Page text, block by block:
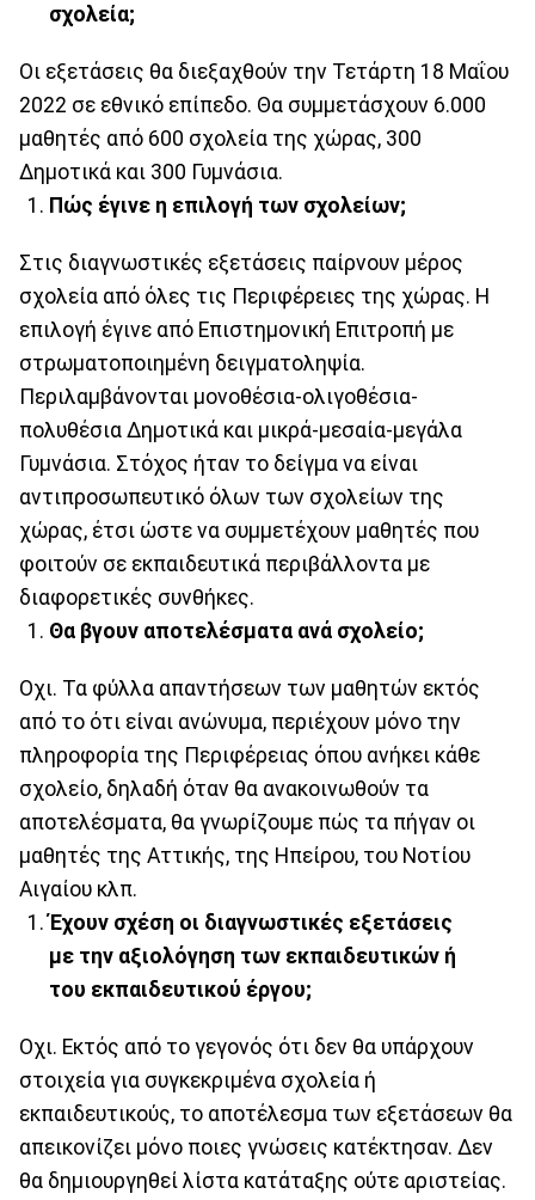
σχολεία;
Οι εξετάσεις θα διεξαχθούν την Τετάρτη 18 Μαΐου
2022 σε εθνικό επίπεδο. Θα συμμετάσχουν 6.000
μαθητές από 600 σχολεία της χώρας, 300
Δημοτικά και 300 Γυμνάσια.
Πώς έγινε η επιλογή των σχολείων;
Στις διαγνωστικές εξετάσεις παίρνουν μέρος
σχολεία από όλες τις Περιφέρειες της χώρας. Η
επιλογή έγινε από Επιστημονική Επιτροπή με
στρωματοποιημένη δειγματοληψία.
Περιλαμβάνονται μονοθέσια-ολιγοθέσια-
πολυθέσια Δημοτικά και μικρά-μεσαία-μεγάλα
Γυμνάσια. Στόχος ήταν το δείγμα να είναι
αντιπροσωπευτικό όλων των σχολείων της
χώρας, έτσι ώστε να συμμετέχουν μαθητές που
φοιτούν σε εκπαιδευτικά περιβάλλοντα με
διαφορετικές συνθήκες.
Θα βγουν αποτελέσματα ανά σχολείο;
Οχι. Τα φύλλα απαντήσεων των μαθητών εκτός
από το ότι είναι ανώνυμα, περιέχουν μόνο την
πληροφορία της Περιφέρειας όπου ανήκει κάθε
σχολείο, δηλαδή όταν θα ανακοινωθούν τα
αποτελέσματα, θα γνωρίζουμε πώς τα πήγαν οι
μαθητές της Αττικής, της Ηπείρου, του Νοτίου
Αιγαίου κλπ.
Έχουν σχέση οι διαγνωστικές εξετάσεις
με την αξιολόγηση των εκπαιδευτικών ή
του εκπαιδευτικού έργου;
Οχι. Εκτός από το γεγονός ότι δεν θα υπάρχουν
στοιχεία για συγκεκριμένα σχολεία ή
εκπαιδευτικούς, το αποτέλεσμα των εξετάσεων θα
απεικονίζει μόνο ποιες γνώσεις κατέκτησαν. Δεν
θα δημιουργηθεί λίστα κατάταξης ούτε αριστείας.